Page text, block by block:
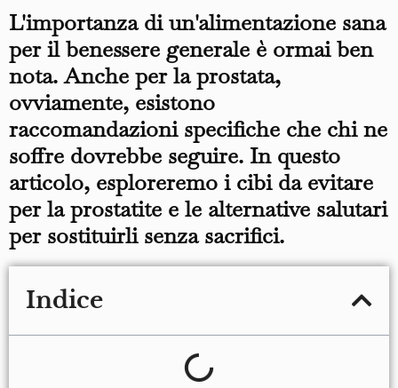
L'importanza di un'alimentazione sana
per il benessere generale è ormai ben
nota. Anche per la prostata,
ovviamente, esistono
raccomandazioni specifiche che chi ne
soffre dovrebbe seguire. In questo
articolo, esploreremo i cibi da evitare
per la prostatite e le alternative salutari
per sostituirli senza sacrifici.
Indice